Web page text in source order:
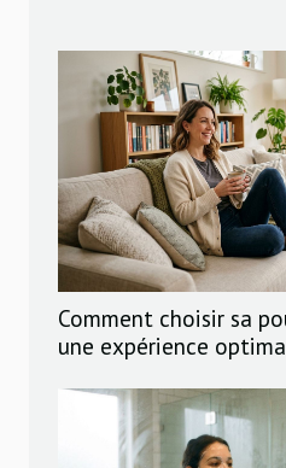
Comment choisir sa
une expérience